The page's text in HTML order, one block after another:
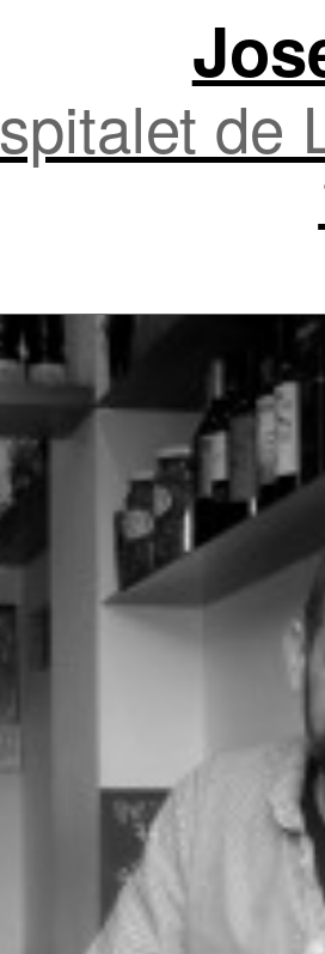
de